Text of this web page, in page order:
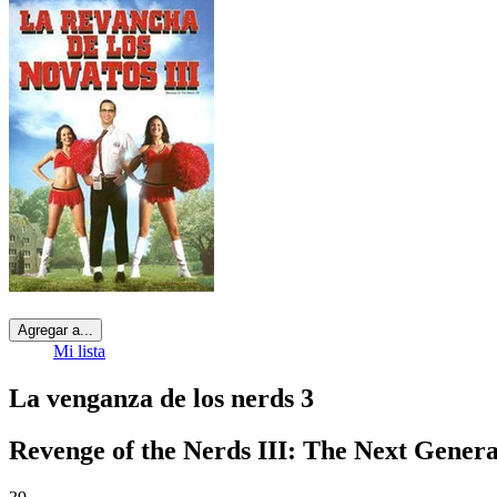
Agregar a...
Mi lista
La venganza de los nerds 3
Revenge of the Nerds III: The Next